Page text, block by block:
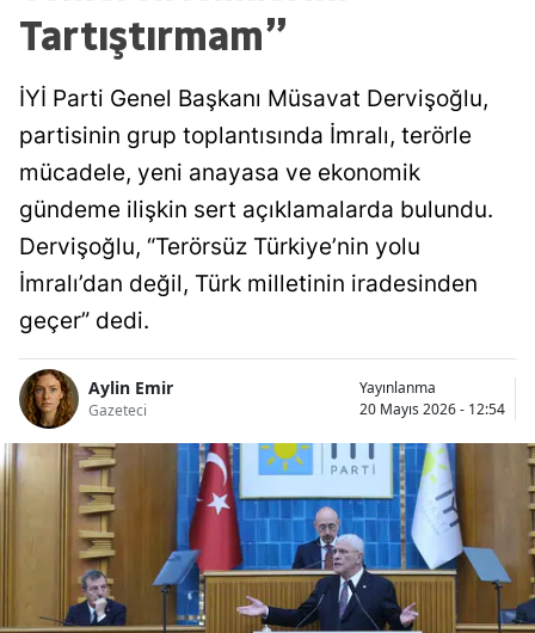
Tartıştırmam”
İYİ Parti Genel Başkanı Müsavat Dervişoğlu,
partisinin grup toplantısında İmralı, terörle
mücadele, yeni anayasa ve ekonomik
gündeme ilişkin sert açıklamalarda bulundu.
Dervişoğlu, “Terörsüz Türkiye’nin yolu
İmralı’dan değil, Türk milletinin iradesinden
geçer” dedi.
Aylin Emir
Gazeteci
Yayınlanma
20 Mayıs 2026 - 12:54